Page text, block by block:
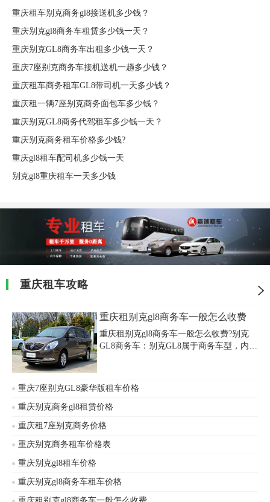
重庆租车别克商务gl8接送机多少钱？
重庆别克gl8商务车租赁多少钱一天？
重庆别克GL8商务车出租多少钱一天？
重庆7座别克商务车接机送机一趟多少钱？
重庆租车商务租车GL8带司机一天多少钱？
重庆租一辆7座别克商务面包车多少钱？
重庆别克GL8商务代驾租车多少钱一天？
重庆别克商务租车价格多少钱?
重庆gl8租车配司机多少钱一天
别克gl8重庆租车一天多少钱
重庆租车攻略
重庆租别克gl8商务车一般怎么收费
重庆租别克gl8商务车一般怎么收费?别克
GL8商务车：别克GL8属于商务车型，内室
安全驾驶，可乘坐6人。适用于：机场接送
机、参加重大活动、商务合作等。
重庆7座别克GL8豪华版租车价格
重庆别克商务gl8租赁价格
重庆租7座别克商务价格
重庆别克商务租车价格表
重庆别克gl8租车价格
重庆别克gl8商务车租车价格